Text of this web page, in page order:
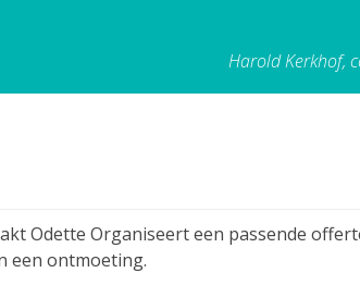
Harold Kerkhof,
Odette Organiseert een passende
een ontmoeting.